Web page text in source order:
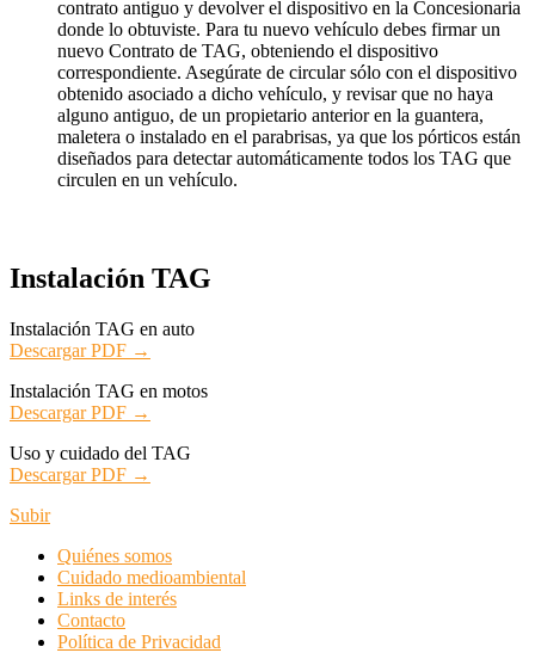
contrato antiguo y devolver el dispositivo en la Concesionaria
donde lo obtuviste. Para tu nuevo vehículo debes firmar un
nuevo Contrato de TAG, obteniendo el dispositivo
correspondiente. Asegúrate de circular sólo con el dispositivo
obtenido asociado a dicho vehículo, y revisar que no haya
alguno antiguo, de un propietario anterior en la guantera,
maletera o instalado en el parabrisas, ya que los pórticos están
diseñados para detectar automáticamente todos los TAG que
circulen en un vehículo.
Instalación TAG
Instalación TAG en auto
Descargar PDF →
Instalación TAG en motos
Descargar PDF →
Uso y cuidado del TAG
Descargar PDF →
Subir
Quiénes somos
Cuidado medioambiental
Links de interés
Contacto
Política de Privacidad